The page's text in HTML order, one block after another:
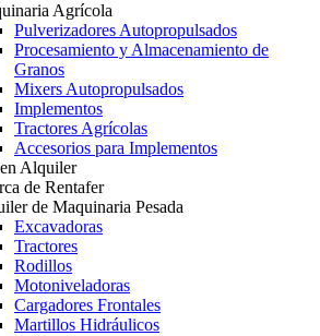
Agrícola
Pulverizadores Autopropulsados
Procesamiento y Almacenamiento de
Granos
Mixers Autopropulsados
Implementos
Tractores Agrícolas
Accesorios para Implementos
Alquiler
de Rentafer
de Maquinaria Pesada
Excavadoras
Tractores
Rodillos
Motoniveladoras
Cargadores Frontales
Martillos Hidráulicos